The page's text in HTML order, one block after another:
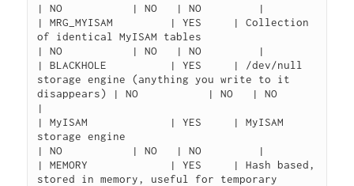
| NO           | NO   | NO         |
| MRG_MYISAM         | YES     | Collection
of identical MyISAM tables
| NO           | NO   | NO         |
| BLACKHOLE          | YES     | /dev/null
storage engine (anything you write to it
disappears) | NO           | NO   | NO
|
| MyISAM             | YES     | MyISAM
storage engine
| NO           | NO   | NO         |
| MEMORY             | YES     | Hash based,
stored in memory, useful for temporary